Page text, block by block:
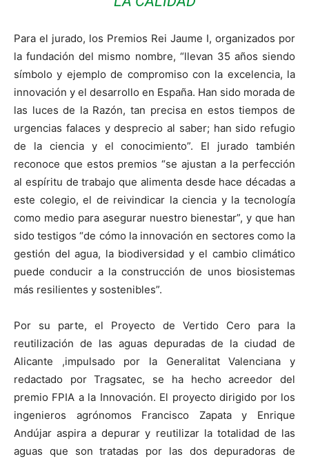
Para el jurado, los Premios Rei Jaume I, organizados por
la fundación del mismo nombre, “llevan 35 años siendo
símbolo y ejemplo de compromiso con la excelencia, la
innovación y el desarrollo en España. Han sido morada de
las luces de la Razón, tan precisa en estos tiempos de
urgencias falaces y desprecio al saber; han sido refugio
de la ciencia y el conocimiento”. El jurado también
reconoce que estos premios “se ajustan a la perfección
al espíritu de trabajo que alimenta desde hace décadas a
este colegio, el de reivindicar la ciencia y la tecnología
como medio para asegurar nuestro bienestar”, y que han
sido testigos “de cómo la innovación en sectores como la
gestión del agua, la biodiversidad y el cambio climático
puede conducir a la construcción de unos biosistemas
más resilientes y sostenibles”.
Por su parte, el Proyecto de Vertido Cero para la
reutilización de las aguas depuradas de la ciudad de
Alicante ,impulsado por la Generalitat Valenciana y
redactado por Tragsatec, se ha hecho acreedor del
premio FPIA a la Innovación. El proyecto dirigido por los
ingenieros agrónomos Francisco Zapata y Enrique
Andújar aspira a depurar y reutilizar la totalidad de las
aguas que son tratadas por las dos depuradoras de